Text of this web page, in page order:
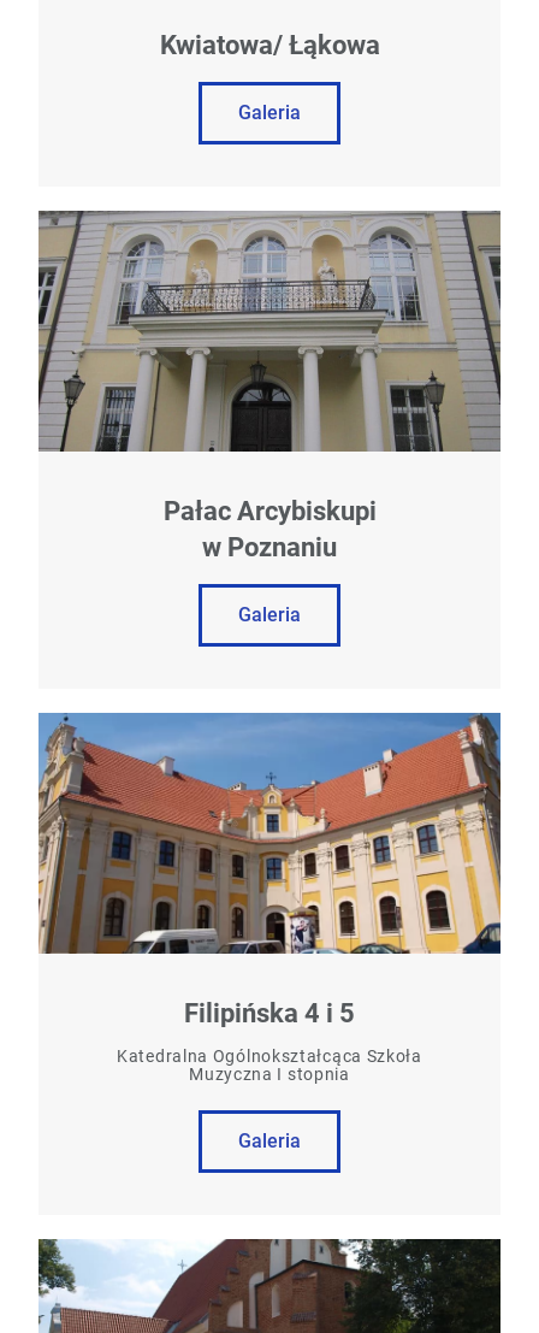
Kwiatowa/ Łąkowa
Galeria
Pałac Arcybiskupi
w Poznaniu
Galeria
Filipińska 4 i 5
Katedralna Ogólnokształcąca Szkoła
Muzyczna I stopnia
Galeria